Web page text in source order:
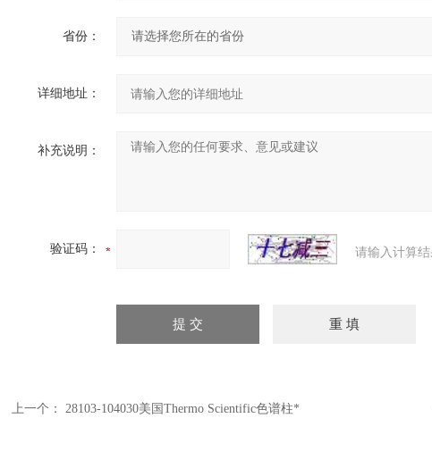
省份：
详细地址：
补充说明：
验证码： 请输入计算
上一个： 28103-104030美国Thermo Scientific色谱柱*